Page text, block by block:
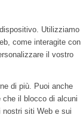
Utilizziamo
come interagite con
il vostro
di più. Puoi anche
che il blocco di alcuni
nostri siti Web e sui